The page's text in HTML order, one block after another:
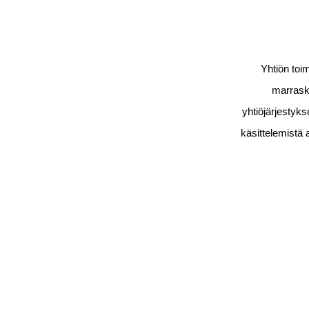
Yhtiön
käsittelemistä